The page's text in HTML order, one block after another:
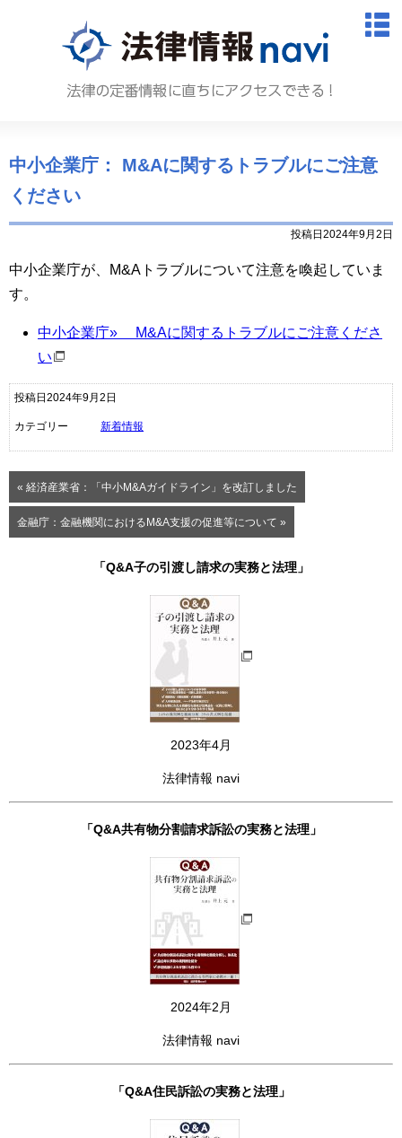
法律情
中小企業庁： M&Aに関するトラブルにご注意
ください
投稿日2024年9月2日
中小企業庁が、M&Aトラブルについて注意を喚起していま
す。
中小企業庁» M&Aに関するトラブルにご注意くださ
い
投稿日2024年9月2日
カテゴリー 新着情報
« 経済産業省：「中小M&Aガイドライン」を改訂しました
金融庁：金融機関におけるM&A支援の促進等について »
「Q&A子の引渡し請求の実務と法理」
2023年4月
法律情報 navi
「Q&A共有物分割請求訴訟の実務と法理」
2024年2月
法律情報 navi
「Q&A住民訴訟の実務と法理」